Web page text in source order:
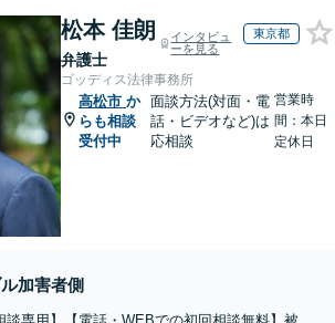
松本 佳朗
弁護士
インタビュ
ーを見る
東京都
ゴッディス法律事務所
高松市 か
らも相談
受付中
面談方法(対面・電
話・ビデオなど)は
応相談
営業時
間：本日
定休日
加害者側